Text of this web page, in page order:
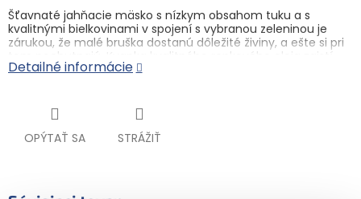
Šťavnaté jahňacie mäsko s nízkym obsahom tuku a s
kvalitnými bielkovinami v spojení s vybranou zeleninou je
zárukou, že malé bruška dostanú dôležité živiny, a ešte si pri
tom pochutnajú. Kvapka kvalitného repkového oleja zaistí
prísun prirodzených omega-3 mastných nenasýtených
- Vyvinuté poprednou pediatričkou Reet Raukas
- Starostlivo vybrané suroviny
- V spolupráci s lokálnymi farmármi v Estónsku
Detailné informácie
OPÝTAŤ SA STRÁŽIŤ